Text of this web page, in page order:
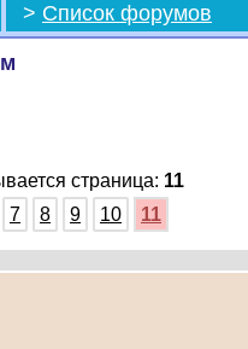
> Список форумов
страница: 11
7 8 9 10 11